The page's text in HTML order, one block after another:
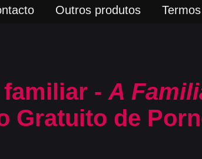
Outros produtos
- A
Gratuito de